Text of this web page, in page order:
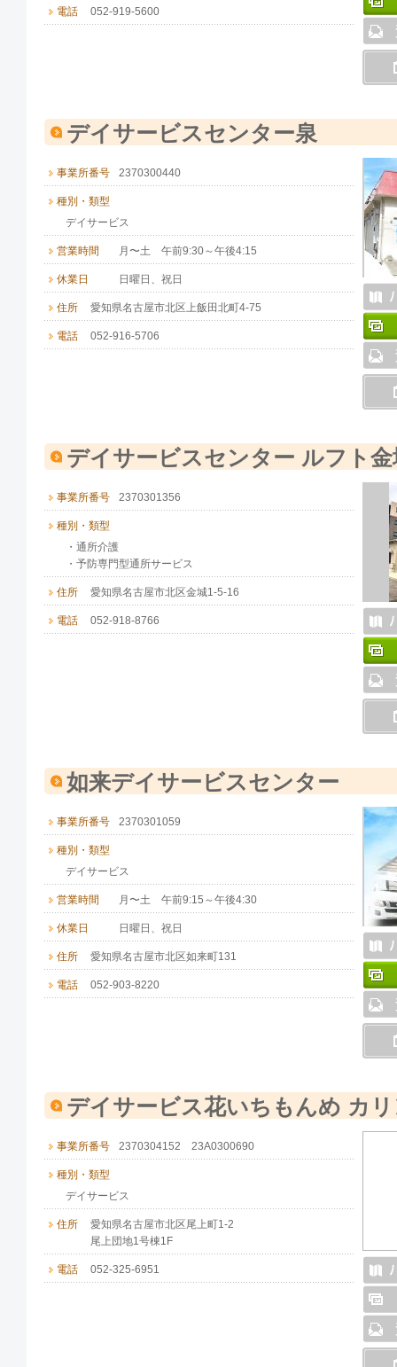
電話 052-919-5600
デイサービスセンター泉
事業所番号 2370300440
種別・類型
デイサービス
営業時間 月〜土 午前9:30～午後4:15
休業日 日曜日、祝日
住所 愛知県名古屋市北区上飯田北町4-75
電話 052-916-5706
デイサービスセンター ルフト金
事業所番号 2370301356
種別・類型
・通所介護
・予防専門型通所サービス
住所 愛知県名古屋市北区金城1-5-16
電話 052-918-8766
如来デイサービスセンター
事業所番号 2370301059
種別・類型
デイサービス
営業時間 月〜土 午前9:15～午後4:30
休業日 日曜日、祝日
住所 愛知県名古屋市北区如来町131
電話 052-903-8220
デイサービス花いちもんめ カ
事業所番号 2370304152 23A0300690
種別・類型
デイサービス
住所
愛知県名古屋市北区尾上町1-2
尾上団地1号棟1F
電話 052-325-6951